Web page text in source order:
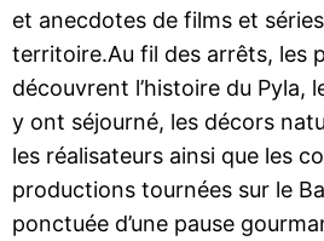
et anecdotes de films et
territoire.Au fil des arrêts, les
découvrent l’histoire du Pyla,
y ont séjourné, les décors
les réalisateurs ainsi que les
productions tournées sur le
ponctuée d’une pause